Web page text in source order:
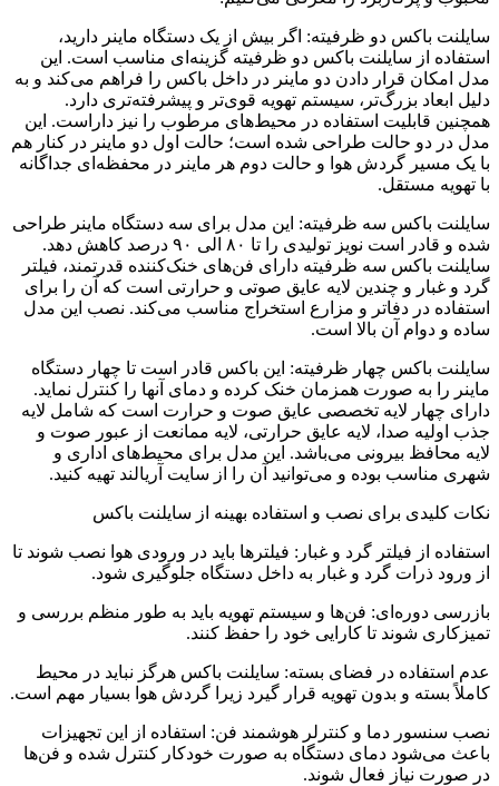
سایلنت باکس دو ظرفیته: اگر بیش از یک دستگاه ماینر دارید،
استفاده از سایلنت باکس دو ظرفیته گزینه‌ای مناسب است. این
مدل امکان قرار دادن دو ماینر در داخل باکس را فراهم می‌کند و به
دلیل ابعاد بزرگ‌تر، سیستم تهویه قوی‌تر و پیشرفته‌تری دارد.
همچنین قابلیت استفاده در محیط‌های مرطوب را نیز داراست. این
مدل در دو حالت طراحی شده است؛ حالت اول دو ماینر در کنار هم
با یک مسیر گردش هوا و حالت دوم هر ماینر در محفظه‌ای جداگانه
با تهویه مستقل.
سایلنت باکس سه ظرفیته: این مدل برای سه دستگاه ماینر طراحی
شده و قادر است نویز تولیدی را تا ۸۰ الی ۹۰ درصد کاهش دهد.
سایلنت باکس سه ظرفیته دارای فن‌های خنک‌کننده قدرتمند، فیلتر
گرد و غبار و چندین لایه عایق صوتی و حرارتی است که آن را برای
استفاده در دفاتر و مزارع استخراج مناسب می‌کند. نصب این مدل
ساده و دوام آن بالا است.
سایلنت باکس چهار ظرفیته: این باکس قادر است تا چهار دستگاه
ماینر را به صورت همزمان خنک کرده و دمای آنها را کنترل نماید.
دارای چهار لایه تخصصی عایق صوت و حرارت است که شامل لایه
جذب اولیه صدا، لایه عایق حرارتی، لایه ممانعت از عبور صوت و
لایه محافظ بیرونی می‌باشد. این مدل برای محیط‌های اداری و
شهری مناسب بوده و می‌توانید آن را از سایت آریالند تهیه کنید.
نکات کلیدی برای نصب و استفاده بهینه از سایلنت باکس
استفاده از فیلتر گرد و غبار: فیلترها باید در ورودی هوا نصب شوند تا
از ورود ذرات گرد و غبار به داخل دستگاه جلوگیری شود.
بازرسی دوره‌ای: فن‌ها و سیستم تهویه باید به طور منظم بررسی و
تمیزکاری شوند تا کارایی خود را حفظ کنند.
عدم استفاده در فضای بسته: سایلنت باکس هرگز نباید در محیط
کاملاً بسته و بدون تهویه قرار گیرد زیرا گردش هوا بسیار مهم است.
نصب سنسور دما و کنترلر هوشمند فن: استفاده از این تجهیزات
باعث می‌شود دمای دستگاه به صورت خودکار کنترل شده و فن‌ها
در صورت نیاز فعال شوند.